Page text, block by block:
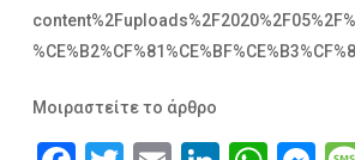
Μοιραστείτε το άρθρο